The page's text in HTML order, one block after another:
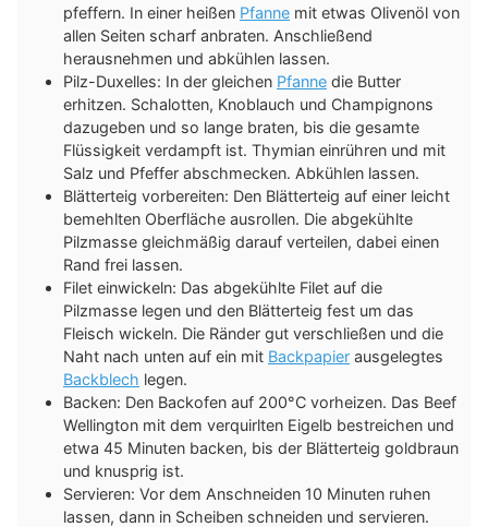
pfeffern. In einer heißen Pfanne mit etwas Olivenöl von
allen Seiten scharf anbraten. Anschließend
herausnehmen und abkühlen lassen.
Pilz-Duxelles: In der gleichen Pfanne die Butter
erhitzen. Schalotten, Knoblauch und Champignons
dazugeben und so lange braten, bis die gesamte
Flüssigkeit verdampft ist. Thymian einrühren und mit
Salz und Pfeffer abschmecken. Abkühlen lassen.
Blätterteig vorbereiten: Den Blätterteig auf einer leicht
bemehlten Oberfläche ausrollen. Die abgekühlte
Pilzmasse gleichmäßig darauf verteilen, dabei einen
Rand frei lassen.
Filet einwickeln: Das abgekühlte Filet auf die
Pilzmasse legen und den Blätterteig fest um das
Fleisch wickeln. Die Ränder gut verschließen und die
Naht nach unten auf ein mit Backpapier ausgelegtes
Backblech legen.
Backen: Den Backofen auf 200°C vorheizen. Das Beef
Wellington mit dem verquirlten Eigelb bestreichen und
etwa 45 Minuten backen, bis der Blätterteig goldbraun
und knusprig ist.
Servieren: Vor dem Anschneiden 10 Minuten ruhen
lassen, dann in Scheiben schneiden und servieren.